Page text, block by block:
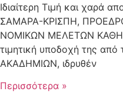
Ιδιαίτερη Τιμή και χαρά
ΣΑΜΑΡΑ-ΚΡΙΣΠΗ,
ΝΟΜΙΚΩΝ ΜΕΛΕΤΩΝ
τιμητική υποδοχή της
ΑΚΑΔΗΜΙΩΝ, ιδρυθέν
Περισσότερα »